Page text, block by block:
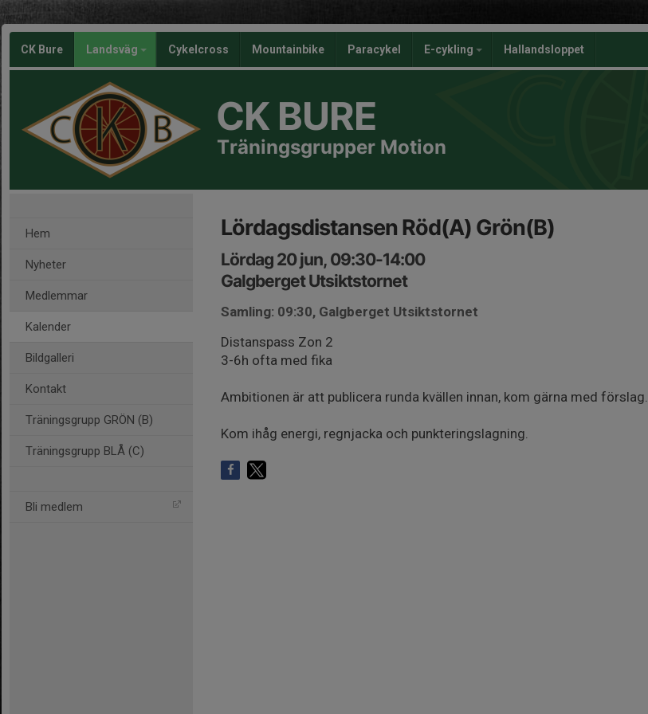
CK Bure Landsväg Cykelcross Mountainbike Paracykel E-cykling Hallandsloppet
CK BURE
Träningsgrupper Motion
Hem
Nyheter
Medlemmar
Kalender
Bildgalleri
Kontakt
Träningsgrupp GRÖN (B)
Träningsgrupp BLÅ (C)
Bli medlem
Lördagsdistansen Röd(A) Grön(B)
Lördag 20 jun, 09:30-14:00
Galgberget Utsiktstornet
Samling: 09:30, Galgberget Utsiktstornet
Distanspass Zon 2
3-6h ofta med fika
Ambitionen är att publicera runda kvällen innan, kom gärna med förslag.
Kom ihåg energi, regnjacka och punkteringslagning.